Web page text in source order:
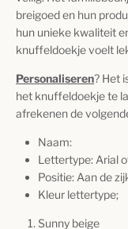
breigoed en hun
hun unieke kwaliteit
knuffeldoekje voelt
Personaliseren? Het
het knuffeldoekje te
afrekenen de
Naam:
Lettertype: Arial
Positie: Aan de
Kleur lettertype;
Sunny beige